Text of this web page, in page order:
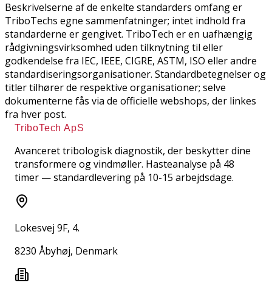
Beskrivelserne af de enkelte standarders omfang er
TriboTechs egne sammenfatninger; intet indhold fra
standarderne er gengivet. TriboTech er en uafhængig
rådgivningsvirksomhed uden tilknytning til eller
godkendelse fra IEC, IEEE, CIGRE, ASTM, ISO eller andre
standardiseringsorganisationer. Standardbetegnelser og
titler tilhører de respektive organisationer; selve
dokumenterne fås via de officielle webshops, der linkes
fra hver post.
TriboTech ApS
Avanceret tribologisk diagnostik, der beskytter dine
transformere og vindmøller. Hasteanalyse på 48
timer — standardlevering på 10-15 arbejdsdage.
Lokesvej 9F, 4.
8230 Åbyhøj, Denmark